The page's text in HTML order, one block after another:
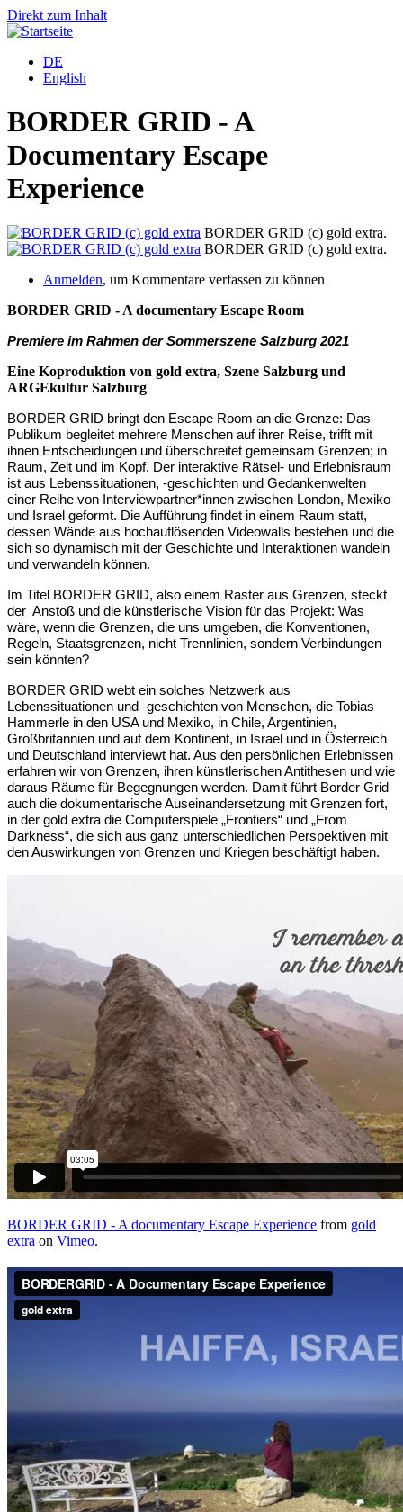
Direkt zum Inhalt
DE
English
BORDER GRID - A
Documentary Escape
Experience
BORDER GRID (c) gold extra.
BORDER GRID (c) gold extra.
Anmelden, um Kommentare verfassen zu können
BORDER GRID - A documentary Escape Room
Premiere im Rahmen der Sommerszene Salzburg 2021
Eine Koproduktion von gold extra, Szene Salzburg und
ARGEkultur Salzburg
BORDER GRID bringt den Escape Room an die Grenze: Das
Publikum begleitet mehrere Menschen auf ihrer Reise, trifft mit
ihnen Entscheidungen und überschreitet gemeinsam Grenzen; in
Raum, Zeit und im Kopf. Der interaktive Rätsel- und Erlebnisraum
ist aus Lebenssituationen, -geschichten und Gedankenwelten
einer Reihe von Interviewpartner*innen zwischen London, Mexiko
und Israel geformt. Die Aufführung findet in einem Raum statt,
dessen Wände aus hochauflösenden Videowalls bestehen und die
sich so dynamisch mit der Geschichte und Interaktionen wandeln
und verwandeln können.
Im Titel BORDER GRID, also einem Raster aus Grenzen, steckt
der Anstoß und die künstlerische Visi­on für das Projekt: Was
wäre, wenn die Grenzen, die uns umgeben, die Konventionen,
Regeln, Staatsgrenzen, nicht Trennlinien, sondern Verbin­dungen
sein könnten?
BORDER GRID webt ein solches Netzwerk aus
Lebenssituationen und -geschichten von Menschen, die Tobias
Hammerle in den USA und Mexiko, in Chile, Argentinien,
Großbritannien und auf dem Kontinent, in Israel und in Österreich
und Deutschland interviewt hat. Aus den persönlichen Erleb­nissen
erfahren wir von Grenzen, ihren künstlerischen Antithesen und wie
daraus Räume für Be­gegnungen werden. Damit führt Border Grid
auch die dokumentarische Auseinandersetzung mit Grenzen fort,
in der gold extra die Computerspiele „Frontiers“ und „From
Darkness“, die sich aus ganz unterschiedlichen Perspektiven mit
den Auswirkungen von Grenzen und Kriegen beschäftigt haben.
BORDER GRID - A documentary Escape Experience from gold
extra on Vimeo.